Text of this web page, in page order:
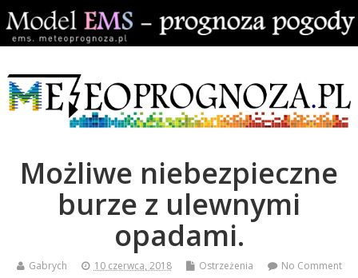
Możliwe niebezpieczne
burze z ulewnymi
opadami.
Gabrych 10 czerwca, 2018 Ostrzeżenia No Comment